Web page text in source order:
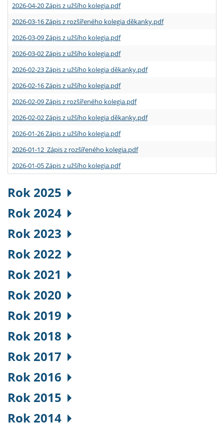
2026-04-20 Zápis z užšího kolegia.pdf
2026-03-16 Zápis z rozšířeného kolegia děkanky.pdf
2026-03-09 Zápis z užšího kolegia.pdf
2026-03-02 Zápis z užšího kolegia.pdf
2026-02-23 Zápis z užšího kolegia děkanky.pdf
2026-02-16 Zápis z užšího kolegia.pdf
2026-02-09 Zápis z rozšířeného kolegia.pdf
2026-02-02 Zápis z užšího kolegia děkanky.pdf
2026-01-26 Zápis z užšího kolegia.pdf
2026-01-12 Zápis z rozšířeného kolegia.pdf
2026-01-05 Zápis z užšího kolegia.pdf
Rok 2025
Rok 2024
Rok 2023
Rok 2022
Rok 2021
Rok 2020
Rok 2019
Rok 2018
Rok 2017
Rok 2016
Rok 2015
Rok 2014